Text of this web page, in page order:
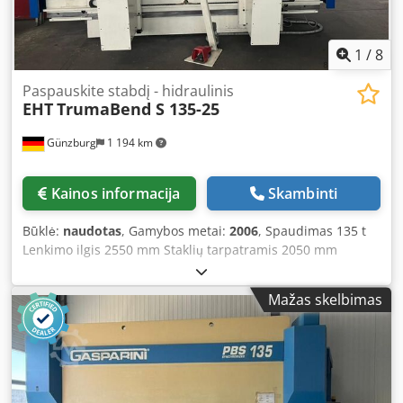
1 /8
Günzburg 1 194 km
Paspauskite stabdį - hidraulinis
EHTTrumaBend S 135-25
Kainos informacija Skambinti
Būklė: naudotas, Gamybos metai: 2006, Spaudimas 135 t
Lenkimo ilgis 2550 mm Staklių tarpatramis 2050 mm
Valdymas CYBELEC ModEva 10 S Įrengimo aukštis 570 (EHT)
mm Bendras galios poreikis 25 kW Staklių svoris apie 11
000 kg Staklės: - Stabilis staklių rėmas, pagamintas iš
visiškai suvirintos plieninės konstrukcijos - Aukšto lenkimo
stiprumo spaudimo sija - Elektrohidraulinis viršutinis
pavara su proporciniais vožtuvais - Šiuolaikinė blokinė
hidraulika Ypatinga komplektacija: - Įrengimo aukščio ir
Mažas skelbimas